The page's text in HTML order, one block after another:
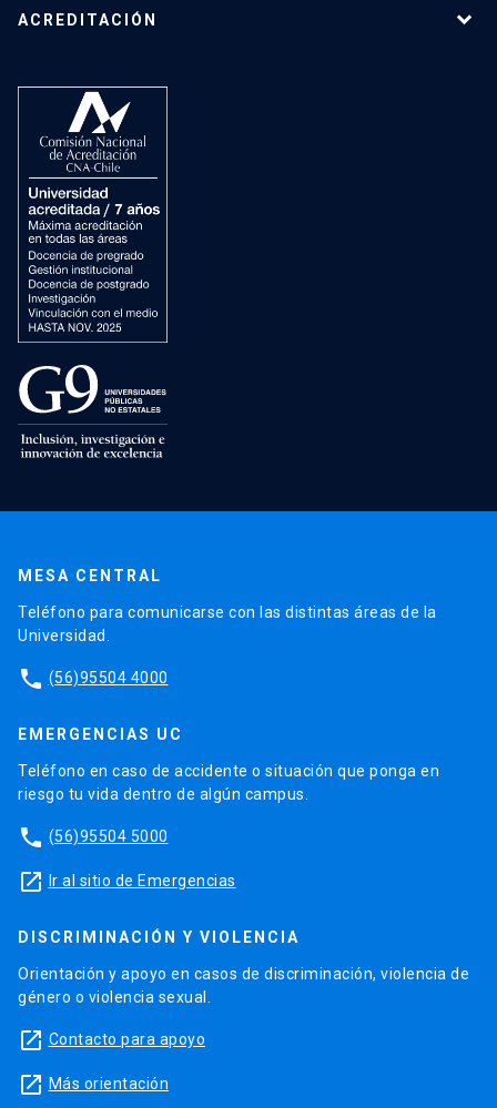
ACREDITACIÓN
MESA CENTRAL
Teléfono para comunicarse con las distintas áreas de la
Universidad.
phone (56)95504 4000
EMERGENCIAS UC
Teléfono en caso de accidente o situación que ponga en
riesgo tu vida dentro de algún campus.
phone (56)95504 5000
launch Ir al sitio de Emergencias
DISCRIMINACIÓN Y VIOLENCIA
Orientación y apoyo en casos de discriminación, violencia de
género o violencia sexual.
launch Contacto para apoyo
launch Más orientación